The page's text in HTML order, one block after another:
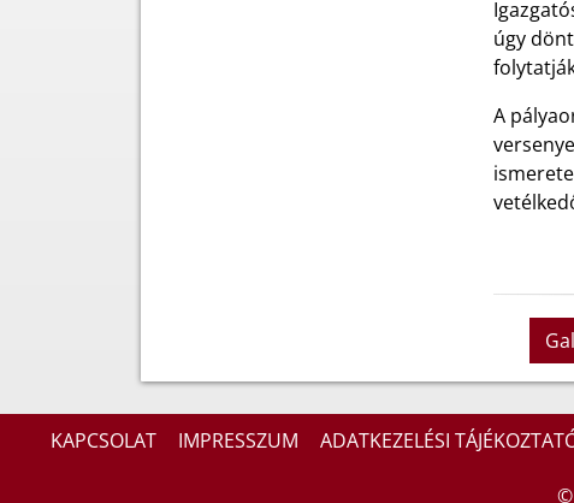
úgy
A
KAPCSOLAT IMPRESSZUM ADATKEZELÉSI
©